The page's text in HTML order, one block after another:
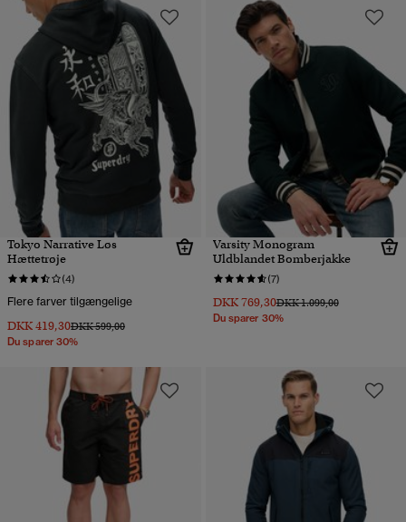
Tokyo Narrative Løs
Hættetrøje
(4)
Flere farver tilgængelige
DKK 419,30Pris nedsat fra
DKK 599,00til
Du sparer 30%
Varsity Monogram
Uldblandet Bomberjakke
(7)
DKK 769,30Pris nedsat fra
DKK 1.099,00til
Du sparer 30%